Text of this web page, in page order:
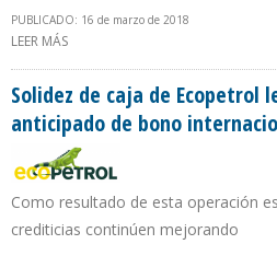
PUBLICADO: 16 de marzo de 2018
LEER MÁS
Solidez de caja de Ecopetrol
anticipado de bono
Como resultado de esta operación
crediticias continúen mejorando